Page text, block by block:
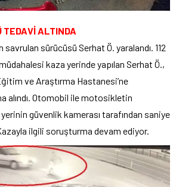
TEDAVİ ALTINDA
sürücüsü Serhat Ö. yaralandı. 112
kaza yerinde yapılan Serhat Ö.,
ve Araştırma Hastanesi’ne
alındı. Otomobil ile motosikletin
güvenlik kamerası tarafından saniye
ilgili soruşturma devam ediyor.